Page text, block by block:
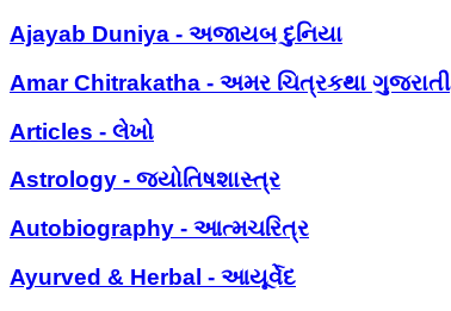
Ajayab Duniya - અજાયબ દુનિયા
Amar Chitrakatha - અમર ચિત્રકથા ગુજરાતી
Articles - લેખો
Astrology - જ્યોતિષશાસ્ત્ર
Autobiography - આત્મચરિત્ર
Ayurved & Herbal - આયૂર્વેદ